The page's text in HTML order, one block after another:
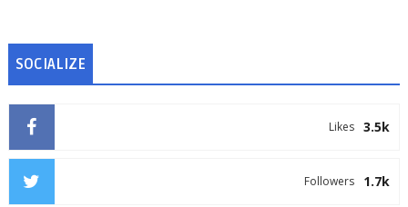
SOCIALIZE
3.5k
Likes
1.7k
Followers